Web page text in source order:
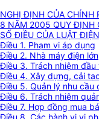
NGHỊ ĐỊNH CỦA CHÍNH
8 NĂM 2005 QUY ĐỊNH
SỐ ĐIỀU CỦA LUẬT
Điều 1. Phạm vi áp dụng
Điều 2. Nhà máy điện
Điều 3. Trách nhiệm
Điều 4. Xây dựng, cải
Điều 5. Quản lý nhu cầu
Điều 6. Trách nhiệm
Điều 7. Hợp đồng mua
Điều 8. Các hành vi vi